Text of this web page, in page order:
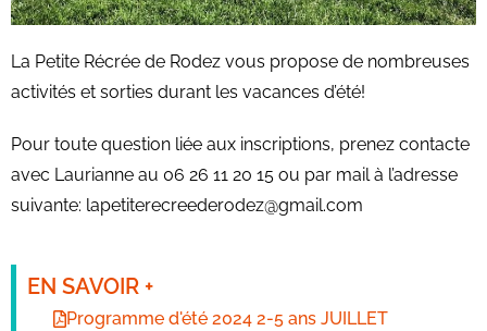
La Petite Récrée de Rodez vous propose de nombreuses
activités et sorties durant les vacances d’été!
Pour toute question liée aux inscriptions, prenez contacte
avec Laurianne au 06 26 11 20 15 ou par mail à l’adresse
suivante: lapetiterecreederodez@gmail.com
EN SAVOIR +
Programme d'été 2024 2-5 ans JUILLET